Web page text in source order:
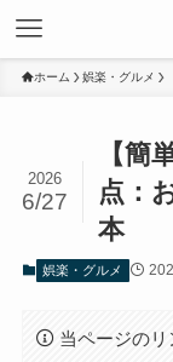
ホーム 娯楽・グルメ
【簡
点：
本
2026
6/27
娯楽・グルメ
当ページのリ